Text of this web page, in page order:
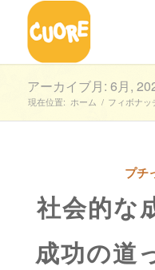
アーカイブ月: 6月,
現在位置: ホーム / フィボナ
プチ
社会的な
成功の道